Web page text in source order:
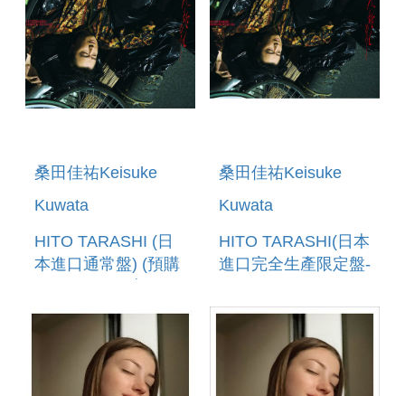
桑田佳祐Keisuke
Kuwata
HITO TARASHI (日
本進口通常盤) (預購
桑田佳祐Keisuke
Kuwata
HITO TARASHI(日本
進口完全生產限定盤-
GOODS) (預購至
4/25 12:00止)